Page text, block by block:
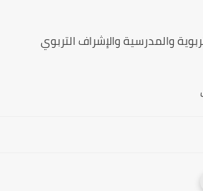
والمدرسية والإشراف التربوي